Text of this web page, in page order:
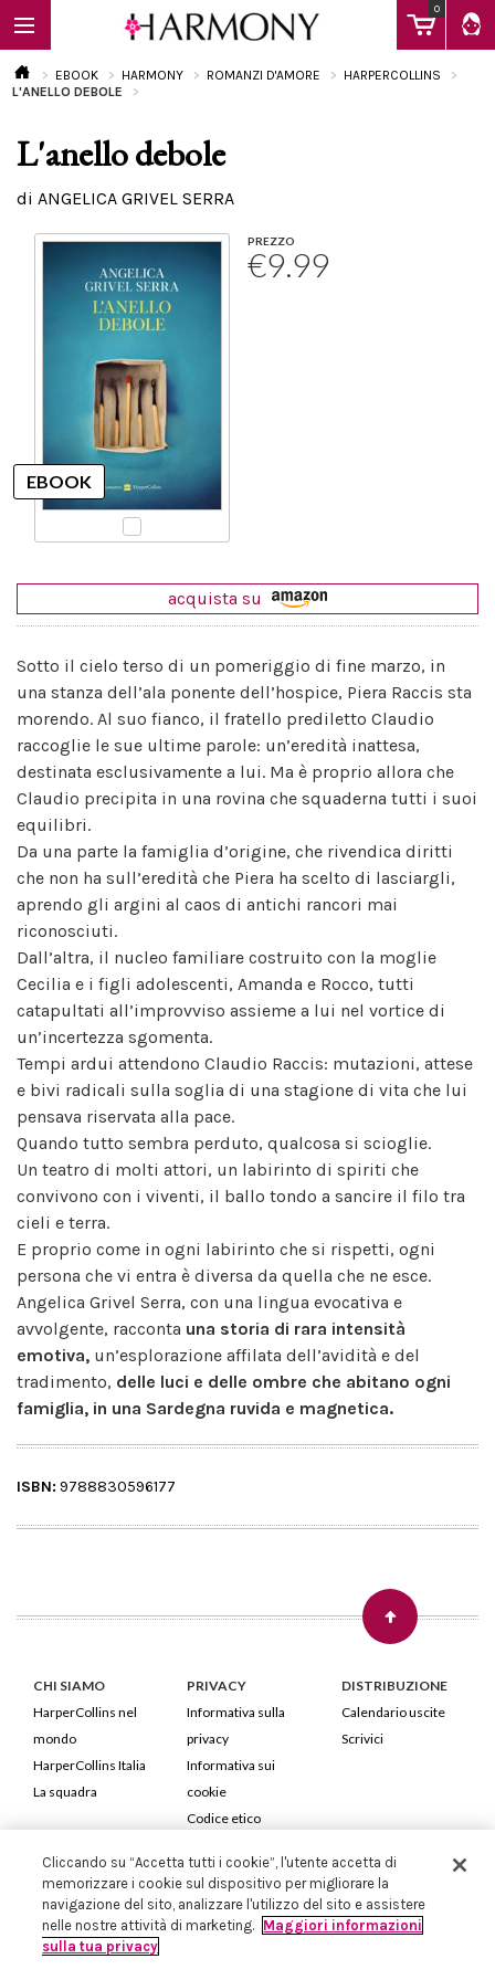
0
EBOOK
EBOOK HARMONY ROMANZI D'AMORE
HARPERCOLLINS
L'ANELLO DEBOLE
L'anello debole
di ANGELICA GRIVEL SERRA
PREZZO
€9.99
acquista su
Sotto il cielo terso di un pomeriggio di fine marzo, in
una stanza dell’ala ponente dell’hospice, Piera Raccis sta
morendo. Al suo fianco, il fratello prediletto Claudio
raccoglie le sue ultime parole: un’eredità inattesa,
destinata esclusivamente a lui. Ma è proprio allora che
Claudio precipita in una rovina che squaderna tutti i suoi
equilibri.
Da una parte la famiglia d’origine, che rivendica diritti
che non ha sull’eredità che Piera ha scelto di lasciargli,
aprendo gli argini al caos di antichi rancori mai
riconosciuti.
Dall’altra, il nucleo familiare costruito con la moglie
Cecilia e i figli adolescenti, Amanda e Rocco, tutti
catapultati all’improvviso assieme a lui nel vortice di
un’incertezza sgomenta.
Tempi ardui attendono Claudio Raccis: mutazioni, attese
e bivi radicali sulla soglia di una stagione di vita che lui
pensava riservata alla pace.
Quando tutto sembra perduto, qualcosa si scioglie.
Un teatro di molti attori, un labirinto di spiriti che
convivono con i viventi, il ballo tondo a sancire il filo tra
cieli e terra.
E proprio come in ogni labirinto che si rispetti, ogni
persona che vi entra è diversa da quella che ne esce.
Angelica Grivel Serra, con una lingua evocativa e
avvolgente, racconta una storia di rara intensità
emotiva, un’esplorazione affilata dell’avidità e del
tradimento, delle luci e delle ombre che abitano ogni
famiglia, in una Sardegna ruvida e magnetica.
ISBN: 9788830596177
CHI SIAMO
HarperCollins nel
mondo
HarperCollins Italia
La squadra
PRIVACY
Informativa sulla
privacy
Informativa sui
cookie
Codice etico
DISTRIBUZIONE
Calendario uscite
Scrivici
HarperCollins Italia S.p.A. Viale Monte Nero, 84 - 20135 Milano
Cod. Fiscale e P.IVA 05946780151 - Capitale Sociale 258.250 €
Iscritta in Milano al Registro delle imprese nr.198004 e REA nr.1051898
Cliccando su “Accetta tutti i cookie”, l'utente accetta di
memorizzare i cookie sul dispositivo per migliorare la
navigazione del sito, analizzare l'utilizzo del sito e assistere
nelle nostre attività di marketing. Maggiori informazioni
sulla tua privacy